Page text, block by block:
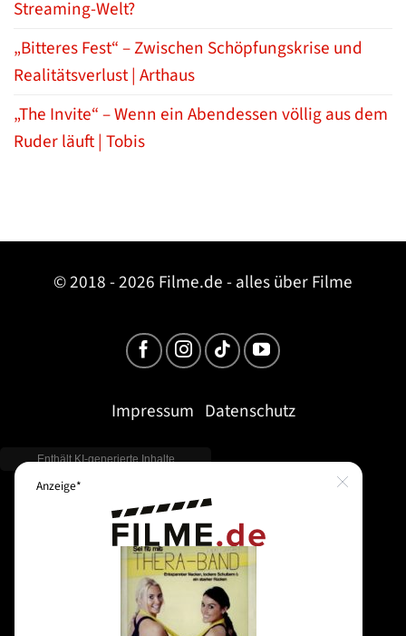
Streaming-Welt?
„Bitteres Fest“ – Zwischen Schöpfungskrise und
Realitätsverlust | Arthaus
„The Invite“ – Wenn ein Abendessen völlig aus dem
Ruder läuft | Tobis
© 2018 - 2026 Filme.de - alles über Filme
Impressum Datenschutz
Anzeige* Close